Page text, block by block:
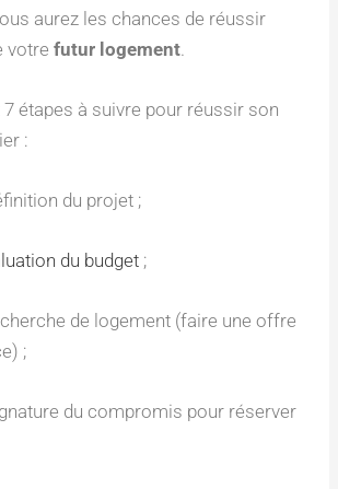
aurez les chances de réussir
votrefutur logement.
étapes à suivre pour réussir son
:
du projet ;
du budget ;
de logement (faire une offre
;
du compromis pour réserver